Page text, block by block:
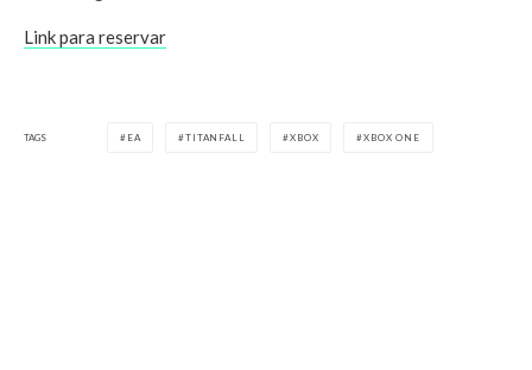
Link para reservar
TAGS EA TITANFALL XBOX XBOX ONE